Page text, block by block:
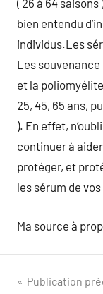
( 26 à 64
bien entendu
individus.Les
Les
et la
25, 45, 65 ans,
). En effet,
continuer à
protéger, et
les sérum de
Ma source à
Publication